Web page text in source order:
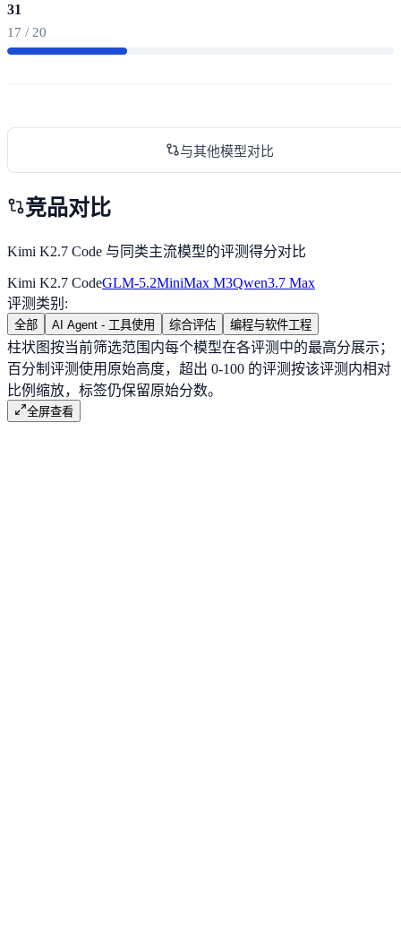
31
17 / 20
与其他模型对比
竞品对比
Kimi K2.7 Code 与同类主流模型的评测得分对比
Kimi K2.7 CodeGLM-5.2MiniMax M3Qwen3.7 Max
评测类别 :
全部 AI Agent - 工具使用 综合评估 编程与软件工程
柱状图按当前筛选范围内每个模型在各评测中的最高分展示；
百分制评测使用原始高度，超出 0-100 的评测按该评测内相对
比例缩放，标签仍保留原始分数。
全屏查看